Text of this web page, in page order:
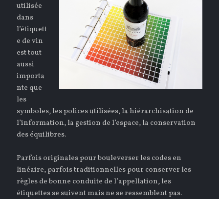
utilisée
dans
l’étiquett
e de vin
est tout
aussi
importa
nte que
les
symboles, les polices utilisées, la hiérarchisation de
l’information, la gestion de l’espace, la conservation
des équilibres.
Parfois originales pour bouleverser les codes en
linéaire, parfois traditionnelles pour conserver les
règles de bonne conduite de l’appellation, les
étiquettes se suivent mais ne se ressemblent pas.